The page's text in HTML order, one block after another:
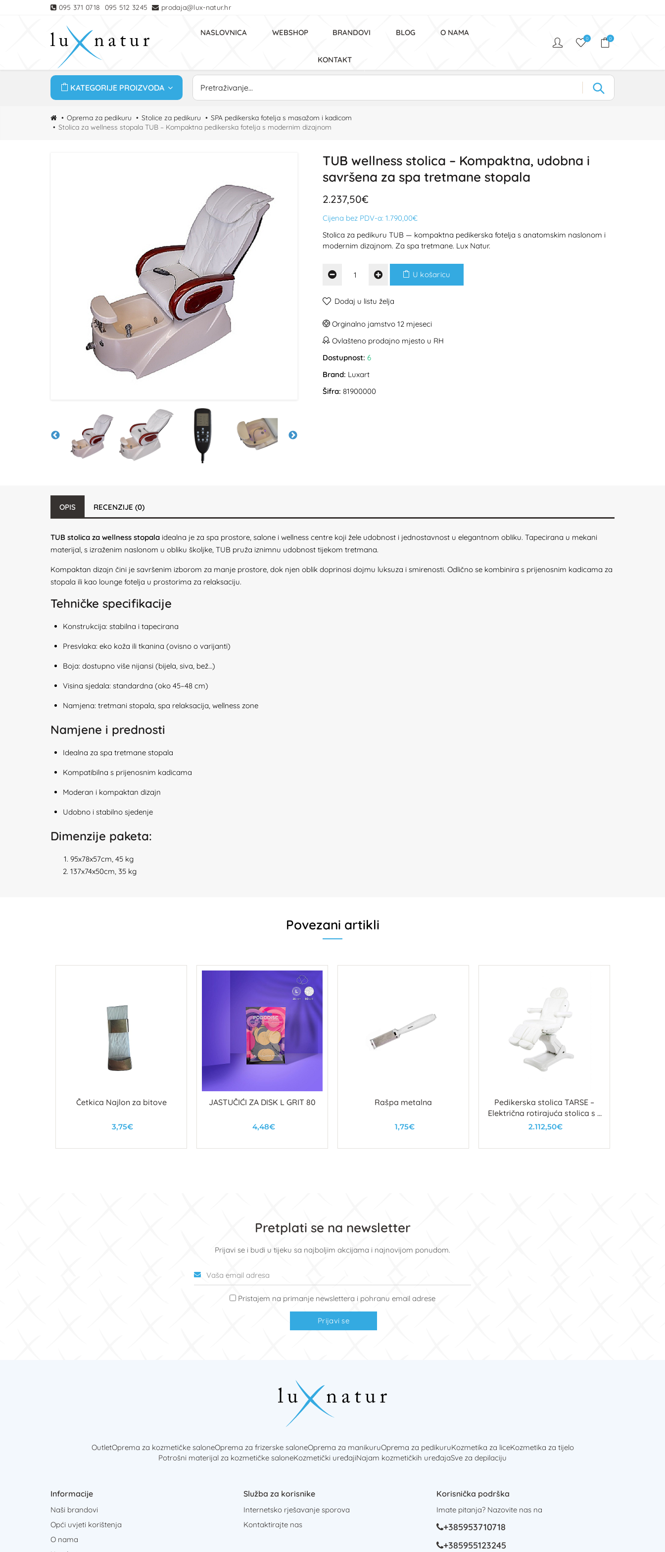
095 371 0718 095 512 3245 prodaja@lux-natur.hr
NASLOVNICA WEBSHOP BRANDOVI BLOG O NAMA
KONTAKT
0 0
KATEGORIJE PROIZVODA
Oprema za pedikuru Stolice za pedikuru
SPA pedikerska fotelja s masažom i kadicom
Stolica za wellness stopala TUB – Kompaktna pedikerska fotelja s modernim dizajnom
TUB wellness stolica – Kompaktna, udobna i
savršena za spa tretmane stopala
2.237,50€
Cijena bez PDV-a: 1.790,00€
Stolica za pedikuru TUB — kompaktna pedikerska fotelja s anatomskim naslonom i
modernim dizajnom. Za spa tretmane. Lux Natur.
U košaricu
Dodaj u listu želja
Orginalno jamstvo 12 mjeseci
Ovlašteno prodajno mjesto u RH
Dostupnost: 6
Brand: Luxart
Šifra: 81900000
OPIS RECENZIJE (0)
TUB stolica za wellness stopala idealna je za spa prostore, salone i wellness centre koji žele udobnost i jednostavnost u elegantnom obliku. Tapecirana u mekani
materijal, s izraženim naslonom u obliku školjke, TUB pruža iznimnu udobnost tijekom tretmana.
Kompaktan dizajn čini je savršenim izborom za manje prostore, dok njen oblik doprinosi dojmu luksuza i smirenosti. Odlično se kombinira s prijenosnim kadicama za
stopala ili kao lounge fotelja u prostorima za relaksaciju.
Tehničke specifikacije
Konstrukcija: stabilna i tapecirana
Presvlaka: eko koža ili tkanina (ovisno o varijanti)
Boja: dostupno više nijansi (bijela, siva, bež…)
Visina sjedala: standardna (oko 45–48 cm)
Namjena: tretmani stopala, spa relaksacija, wellness zone
Namjene i prednosti
Idealna za spa tretmane stopala
Kompatibilna s prijenosnim kadicama
Moderan i kompaktan dizajn
Udobno i stabilno sjedenje
Dimenzije paketa:
95x78x57cm, 45 kg
137x74x50cm, 35 kg
Povezani artikli
Četkica Najlon za bitove
3,75€
U košaricu
JASTUČIĆI ZA DISK L GRIT 80
4,48€
U košaricu
Rašpa metalna
1,75€
U košaricu
Pedikerska stolica TARSE –
Električna rotirajuća stolica s 3
motora
2.112,50€
U košaricu
Pretplati se na newsletter
Prijavi se i budi u tijeku sa najboljim akcijama i najnovijom ponudom.
Pristajem na primanje newslettera i pohranu email adrese
Prijavi se
OutletOprema za kozmetičke saloneOprema za frizerske saloneOprema za manikuruOprema za pedikuruKozmetika za liceKozmetika za tijelo
Potrošni materijal za kozmetičke saloneKozmetički uređajiNajam kozmetičkih uređajaSve za depilaciju
Informacije
Naši brandovi
Opći uvjeti korištenja
O nama
Služba za korisnike
Internetsko rješavanje sporova
Kontaktirajte nas
Korisnička podrška
Imate pitanja? Nazovite nas na
+385953710718
+385955123245